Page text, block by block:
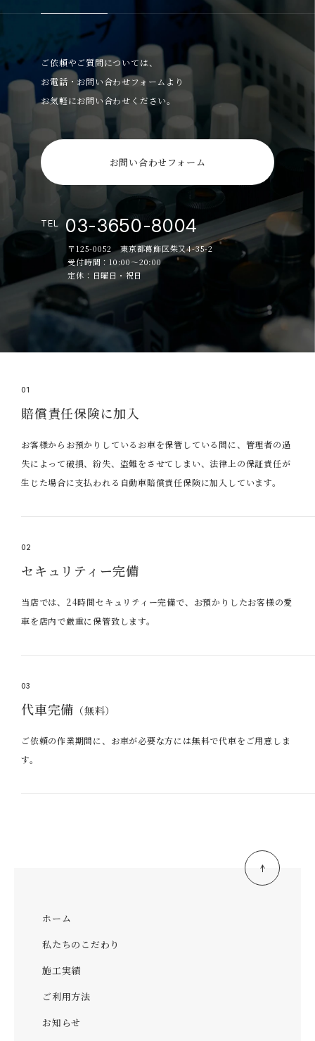
ご依頼やご質問については、
お電話・お問い合わせフォームより
お気軽にお問い合わせください。
お問い合わせフォーム
TEL 03-3650-8004
〒125-0052 東京都葛飾区柴又4-35-2
受付時間：10:00～20:00
定休：日曜日・祝日
01
賠償責任保険に加入
お客様からお預かりしているお車を保管している間に、管理者の過
失によって破損、紛失、盗難をさせてしまい、法律上の保証責任が
生じた場合に支払われる自動車賠償責任保険に加入しています。
02
セキュリティー完備
当店では、24時間セキュリティー完備で、お預かりしたお客様の愛
車を店内で厳重に保管致します。
03
代車完備 （無料）
ご依頼の作業期間に、お車が必要な方には無料で代車をご用意しま
す。
ホーム
私たちのこだわり
施工実績
ご利用方法
お知らせ